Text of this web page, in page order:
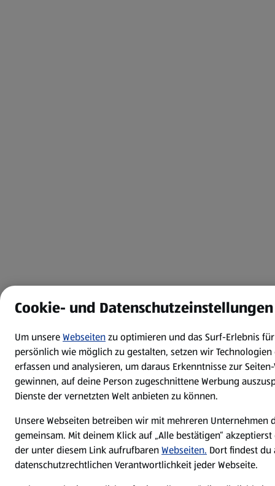
Cookie- und Datenschutzeinstellungen
Um unsereWebseitenzu optimieren und das Surf-Erlebnis
persönlich wie möglich zu gestalten, setzen wir
erfassen und analysieren, um daraus Erkenntnisse zur
gewinnen, auf deine Person zugeschnittene Werbung
Dienste der vernetzten Welt anbieten zu können.
Unsere Webseiten betreiben wir mit mehreren Unternehmen
gemeinsam. Mit deinem Klick auf „Alle bestätigen“
der unter diesem Link aufrufbarenWebseiten. Dort findest
datenschutzrechtlichen Verantwortlichkeit jeder Webseite.